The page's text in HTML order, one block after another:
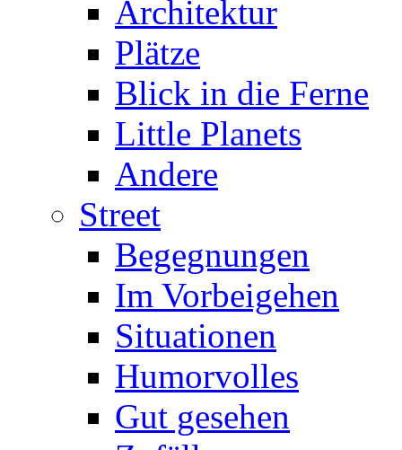
Architektur
Plätze
Blick in die Ferne
Little Planets
Andere
Street
Begegnungen
Im Vorbeigehen
Situationen
Humorvolles
Gut gesehen